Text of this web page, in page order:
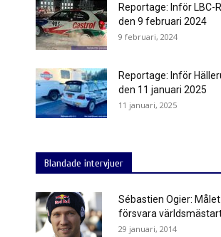
Reportage: Inför LBC-
den 9 februari 2024
9 februari, 2024
Reportage: Inför
den 11 januari 2025
11 januari, 2025
Blandade intervjuer
Sébastien Ogier:
försvara
29 januari, 2014